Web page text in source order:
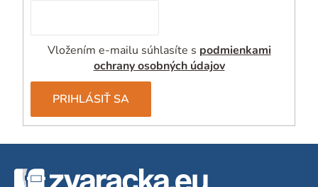
v
y
v
ý
s
u
Vložením e-mailu súhlasíte s podmienkami
ochrany osobných údajov
PRIHLÁSIŤ SA